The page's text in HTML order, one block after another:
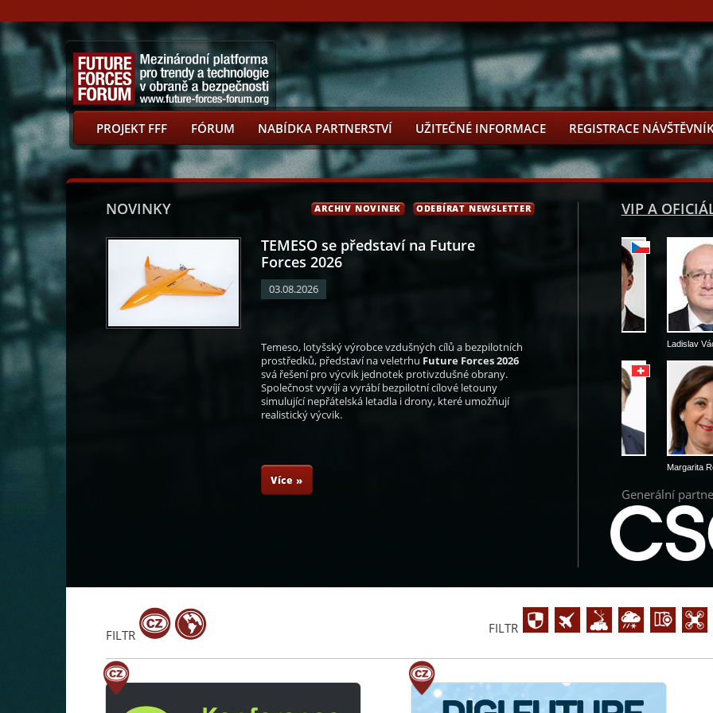
PROJEKT FFF FÓRUM NABÍDKA PARTNERSTVÍ UŽITEČNÉ INFORMACE REGISTRACE
NOVINKY ODEBÍRAT NEWSLETTER
ARCHIV NOVINEK
TEMESO se představí na Future
Forces 2026
03.08.2026
Temeso, lotyšský výrobce vzdušných cílů a bezpilotních
prostředků, představí na veletrhu Future Forces 2026
svá řešení pro výcvik jednotek protivzdušné obrany.
Společnost vyvíjí a vyrábí bezpilotní cílové letouny
simulující nepřátelská letadla i drony, které umožňují
realistický výcvik.
Více »
VIP A
Peter Smik Tomáš Jirsa Patrik Kunčar Miroslav
Frans Kapofi Marjan Šarec
Generální
FILTR FILTR